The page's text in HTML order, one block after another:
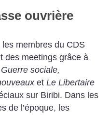
ouvrière
membres du CDS
des meetings grâce à
sociale,
etLe Libertaire
sur Biribi. Dans les
de l’époque, les